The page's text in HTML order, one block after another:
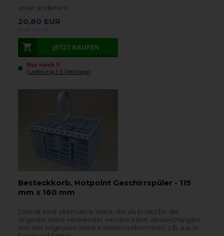
unter anderem…
20,80 EUR
Nur noch 1!
(Lieferung 1-3 Werktage).
Besteckkorb, Hotpoint Geschirrspüler - 115
mm x 160 mm
Dies ist eine alternative Ware, die als Ersatz für die
originale Ware verwendet werden kann. Abweichungen
von der originalen Ware können vorkommen, z.B. u.a. in